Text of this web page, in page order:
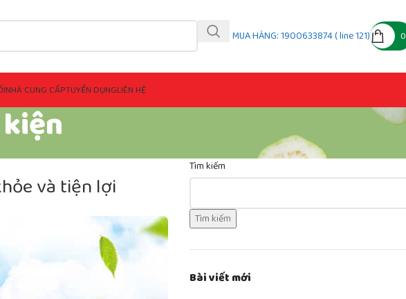
MUA HÀNG: 1900633874 ( line 121)
NHÀ CUNG CẤPTUYỂN DỤNGLIÊN HỆ
và tiện lợi
Tìm kiếm
Tìm kiếm
Bài viết mới